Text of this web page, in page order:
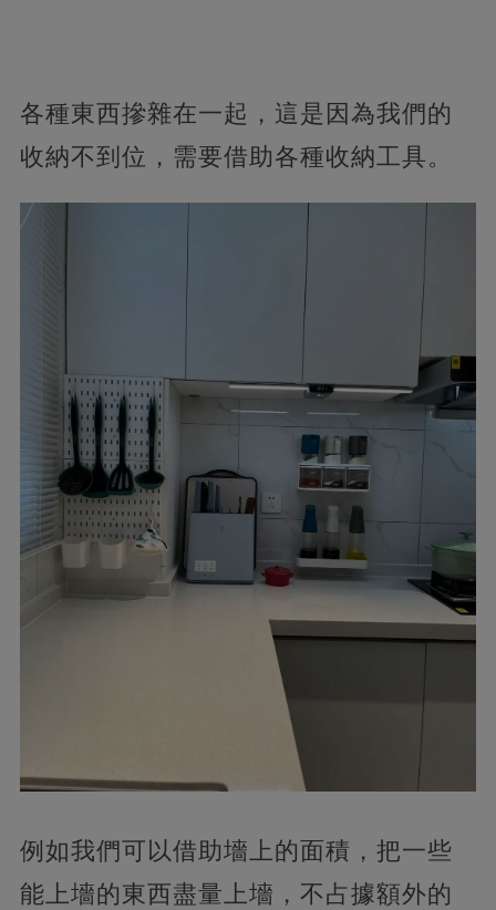
各種東西摻雜在一起，這是因為我們的
收納不到位，需要借助各種收納工具。
例如我們可以借助墻上的面積，把一些
能上墻的東西盡量上墻，不占據額外的